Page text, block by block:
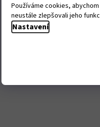
Používáme cookies,
neustále zlepšovali jeho
Nastavení